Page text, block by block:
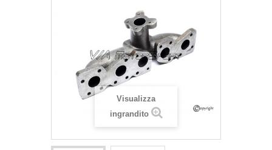
Visualizza
ingrandito